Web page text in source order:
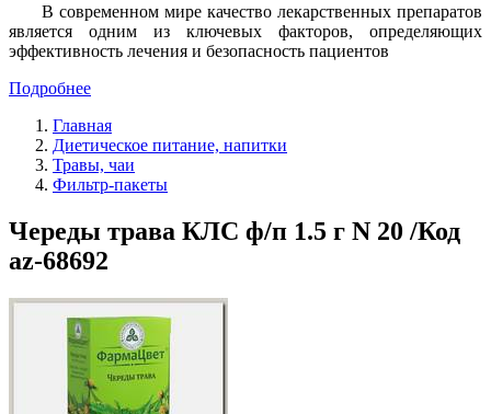
В современном мире качество лекарственных препаратов
является одним из ключевых факторов, определяющих
эффективность лечения и безопасность пациентов
Подробнее
Главная
Диетическое питание, напитки
Травы, чаи
Фильтр-пакеты
Череды трава КЛС ф/п 1.5 г N 20 /Код
az-68692